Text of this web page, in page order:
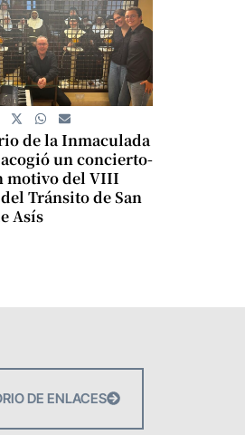
de la Inmaculada
un concierto-
motivo del VIII
Tránsito de San
Asís
DE ENLACES